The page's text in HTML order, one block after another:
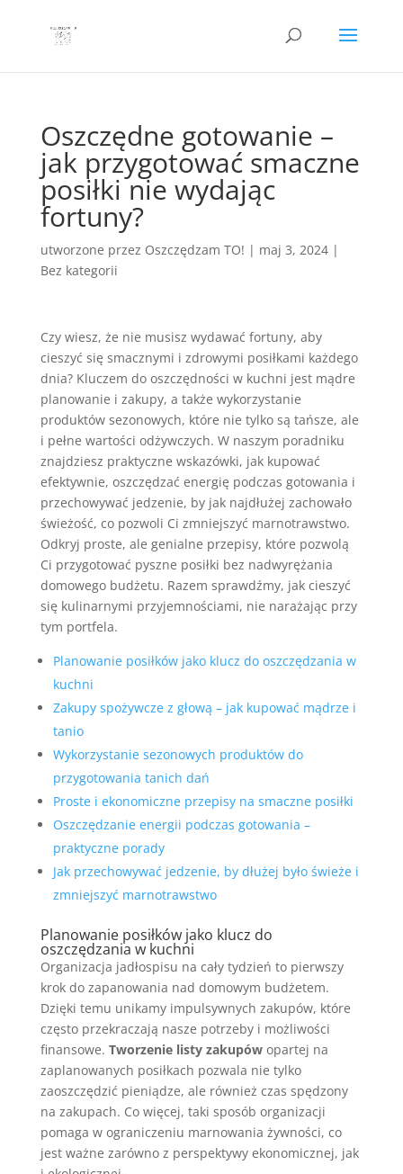
Oszczędne gotowanie –
jak przygotować smaczne
posiłki nie wydając
fortuny?
utworzone przez Oszczędzam TO! | maj 3, 2024|
Bez kategorii
Czy wiesz, że nie musisz wydawać fortuny, aby
cieszyć się smacznymi i zdrowymi posiłkami każdego
dnia? Kluczem do oszczędności w kuchni jest mądre
planowanie i zakupy, a także wykorzystanie
produktów sezonowych, które nie tylko są tańsze, ale
i pełne wartości odżywczych. W naszym poradniku
znajdziesz praktyczne wskazówki, jak kupować
efektywnie, oszczędzać energię podczas gotowania i
przechowywać jedzenie, by jak najdłużej zachowało
świeżość, co pozwoli Ci zmniejszyć marnotrawstwo.
Odkryj proste, ale genialne przepisy, które pozwolą
Ci przygotować pyszne posiłki bez nadwyrężania
domowego budżetu. Razem sprawdźmy, jak cieszyć
się kulinarnymi przyjemnościami, nie narażając przy
tym portfela.
Planowanie posiłków jako klucz do oszczędzania w
kuchni
Zakupy spożywcze z głową – jak kupować mądrze i
tanio
Wykorzystanie sezonowych produktów do
przygotowania tanich dań
Proste i ekonomiczne przepisy na smaczne posiłki
Oszczędzanie energii podczas gotowania –
praktyczne porady
Jak przechowywać jedzenie, by dłużej było świeże i
zmniejszyć marnotrawstwo
Planowanie posiłków jako klucz do
oszczędzania w kuchni
Organizacja jadłospisu na cały tydzień to pierwszy
krok do zapanowania nad domowym budżetem.
Dzięki temu unikamy impulsywnych zakupów, które
często przekraczają nasze potrzeby i możliwości
finansowe. Tworzenie listy zakupówopartej na
zaplanowanych posiłkach pozwala nie tylko
zaoszczędzić pieniądze, ale również czas spędzony
na zakupach. Co więcej, taki sposób organizacji
pomaga w ograniczeniu marnowania żywności, co
jest ważne zarówno z perspektywy ekonomicznej, jak